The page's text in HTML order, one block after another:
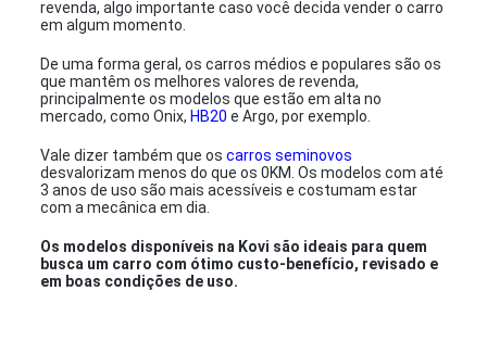
revenda, algo importante caso você decida vender o carro
em algum momento.
De uma forma geral, os carros médios e populares são os
que mantêm os melhores valores de revenda,
principalmente os modelos que estão em alta no
mercado, como Onix, HB20 e Argo, por exemplo.
Vale dizer também que oscarros seminovos
desvalorizam menos do que os 0KM. Os modelos com até
3 anos de uso são mais acessíveis e costumam estar
com a mecânica em dia.
Os modelos disponíveis na Kovi são ideais para quem
busca um carro com ótimo custo-benefício, revisado e
em boas condições de uso.